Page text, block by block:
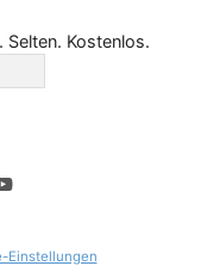
Selten. Kostenlos.
Einstellungen